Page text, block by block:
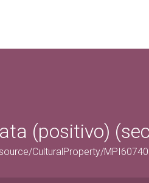
(positivo)
CulturalProperty/